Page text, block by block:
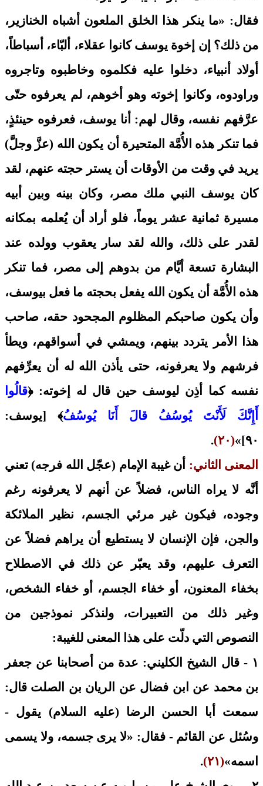
فقال: «ما ينكر هذا الخلق الملعون أشباه الخنازير،
من ذلك؟ إن إخوة يوسف كانوا عقلاء، ألبّاء، أسباطاً،
أولاد أنبياء، دخلوا عليه فكلموه وخاطبوه وتاجروه
وراودوه، وكانوا إخوته وهو أخوهم، لم يعرفوه حتّى
عرَّفهم نفسه، وقال لهم: أنا يوسف، فعرفوه حينئذٍ،
فما تنكر هذه الأُمَّة المتحيرة أن يكون الله (عزَّ وجلَّ)
يريد في وقت من الأوقات أن يستر حجته عنهم، لقد
كان يوسف النبي ملك مصر، وكان بينه وبين أبيه
مسيرة ثمانية عشر يوماً، فلو أراد أن يُعلمه بمكانه
لقدر على ذلك، والله لقد سار يعقوب وولده عند
البشارة تسعة أيَّام من بدوهم إلى مصر، فما تنكر
هذه الأُمَّة أن يكون الله يفعل بحجته ما فعل بيوسف،
وأن يكون صاحبكم المظلوم المجحود حقه، صاحب
هذا الأمر يتردد بينهم، ويمشي في أسواقهم، ويطأ
فرشهم ولا يعرفونه، حتى يأذن الله له أن يعرِّفهم
نفسه كما أذِن ليوسف حين قال له إخوته: ﴿قالُوا
أَإِنَّكَ لَأَنْتَ يُوسُفُ قالَ أَنَا يُوسُفُ﴾ [يوسف:
٩٠]»
(٢٠)
.
المعنى الثاني: أن غيبة الإمام (عجّل الله فرجه) تعني
أنَّه لا يراه الناس، فضلاً عن أنهم لا يعرفونه رغم
وجوده، فيكون غير مرئي الجسم، نظير الملائكة
والجن، فإن الإنسان لا يستطيع أن يراهم فضلاً عن
التعرف عليهم، وقد يعبّر عن ذلك في الاصطلاح
بخفاء المعنون، أو خفاء الجسم، أو خفاء الشخص،
وغير ذلك من التعبيرات، ولنذكر نموذجين من
النصوص التي دلّت على هذا المعنى للغيبة:
١ - قال الشيخ الكليني: عدة من أصحابنا عن جعفر
بن محمد عن ابن فضال عن الريان بن الصلت قال:
سمعت أبا الحسن الرضا (عليه السلام) يقول -
وسُئل عن القائم - فقال: «لا يرى جسمه، ولا يسمى
اسمه»(٢١)
.